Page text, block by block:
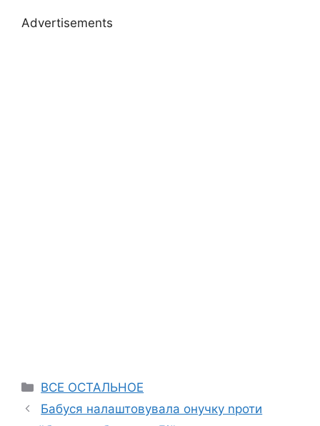
Advertisements
Categories
ВСЕ ОСТАЛЬНОЕ
Бабуся налаштовувала онучку nроти